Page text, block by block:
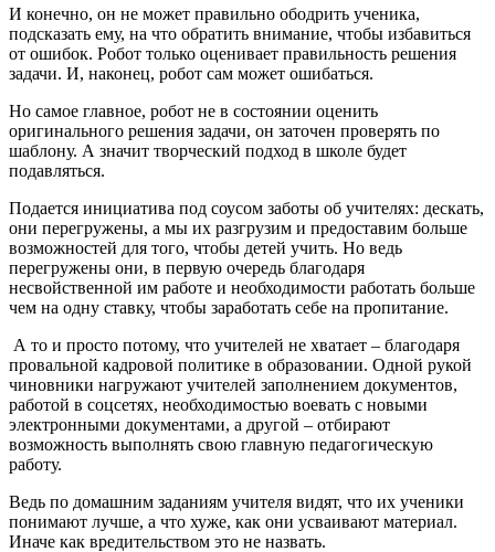
И конечно, он не может правильно ободрить ученика,
подсказать ему, на что обратить внимание, чтобы избавиться
от ошибок. Робот только оценивает правильность решения
задачи. И, наконец, робот сам может ошибаться.
Но самое главное, робот не в состоянии оценить
оригинального решения задачи, он заточен проверять по
шаблону. А значит творческий подход в школе будет
подавляться.
Подается инициатива под соусом заботы об учителях: дескать,
они перегружены, а мы их разгрузим и предоставим больше
возможностей для того, чтобы детей учить. Но ведь
перегружены они, в первую очередь благодаря
несвойственной им работе и необходимости работать больше
чем на одну ставку, чтобы заработать себе на пропитание.
А то и просто потому, что учителей не хватает – благодаря
провальной кадровой политике в образовании. Одной рукой
чиновники нагружают учителей заполнением документов,
работой в соцсетях, необходимостью воевать с новыми
электронными документами, а другой – отбирают
возможность выполнять свою главную педагогическую
работу.
Ведь по домашним заданиям учителя видят, что их ученики
понимают лучше, а что хуже, как они усваивают материал.
Иначе как вредительством это не назвать.